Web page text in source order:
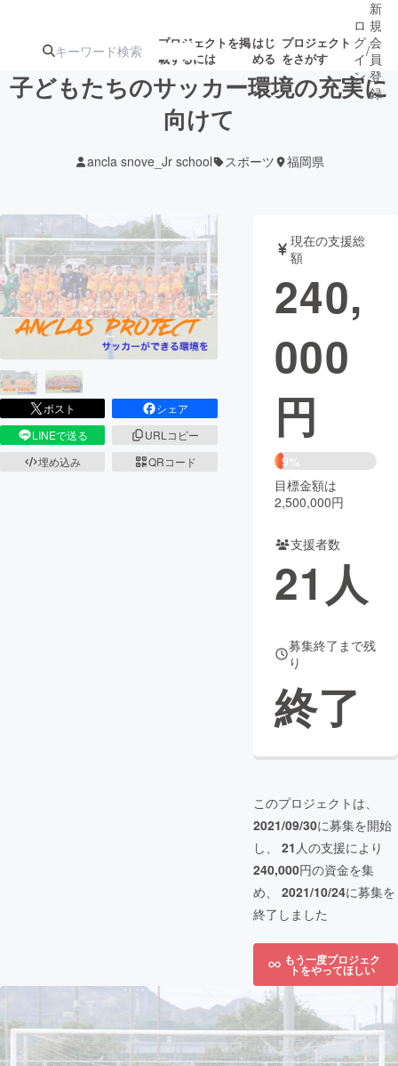
プロジェクトを掲
載するには
はじ
める
プロジェクト
をさがす
ターン
ジェクト
募集終了が近いプ
ロジェクト
されます
アート・写真 音楽
テクノロジー・ガジェット ゲーム・サ
映像・映画
まちづくり・地域活性化
CAMPFIRE Creation
コミュニティ
ロ
グ
イ
ン
/
新
規
会
員
登
録
子どもたちのサッカー環境の充実に
向けて
ancla snove_Jr school スポーツ 福岡県
ポスト
シェア
LINEで送る
URLコピー
埋め込み
QRコード
現在の支援総
額
240,
000
円
9%
目標金額は
2,500,000円
支援者数
21 人
募集終了まで残
り
終了
このプロジェクトは、
2021/09/30に募集を開始
し、 21 人の支援により
240,000円の資金を集
め、 2021/10/24に募集を
終了しました
もう一度プロジェク
トをやってほしい